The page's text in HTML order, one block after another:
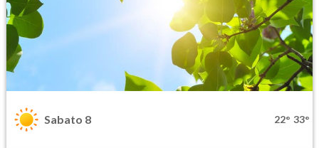
Sabato 8 22° 33°